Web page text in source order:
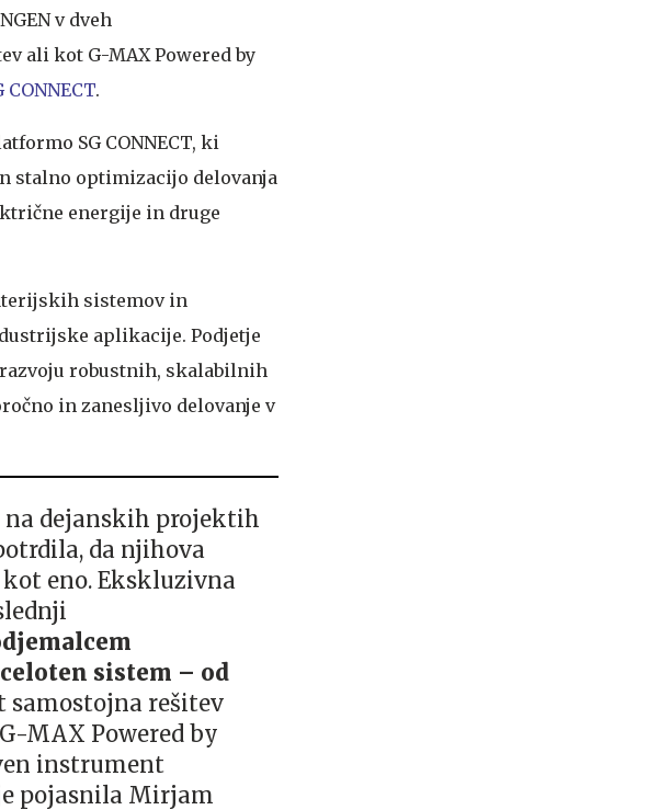
v dveh
ali kot G-MAX Powered by
CONNECT.
SG CONNECT, ki
stalno optimizacijo delovanja
energije in druge
sistemov in
aplikacije. Podjetje
robustnih, skalabilnih
in zanesljivo delovanje v
na dejanskih projektih
da njihova
eno. Ekskluzivna
sistem – od
samostojna rešitev
MAX Powered by
instrument
pojasnila Mirjam